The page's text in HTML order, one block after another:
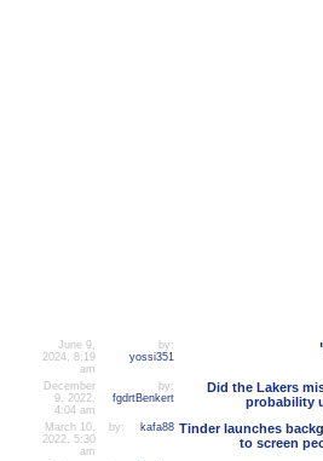
by:
yossi351
June 9,
2024, 8:19
am
Did the Lakers
probability
by:
fgdrtBenkert
December
9, 2022,
4:04 am
Tinder launches
to screen
by: kafa88
March 10,
2022, 5:30
am